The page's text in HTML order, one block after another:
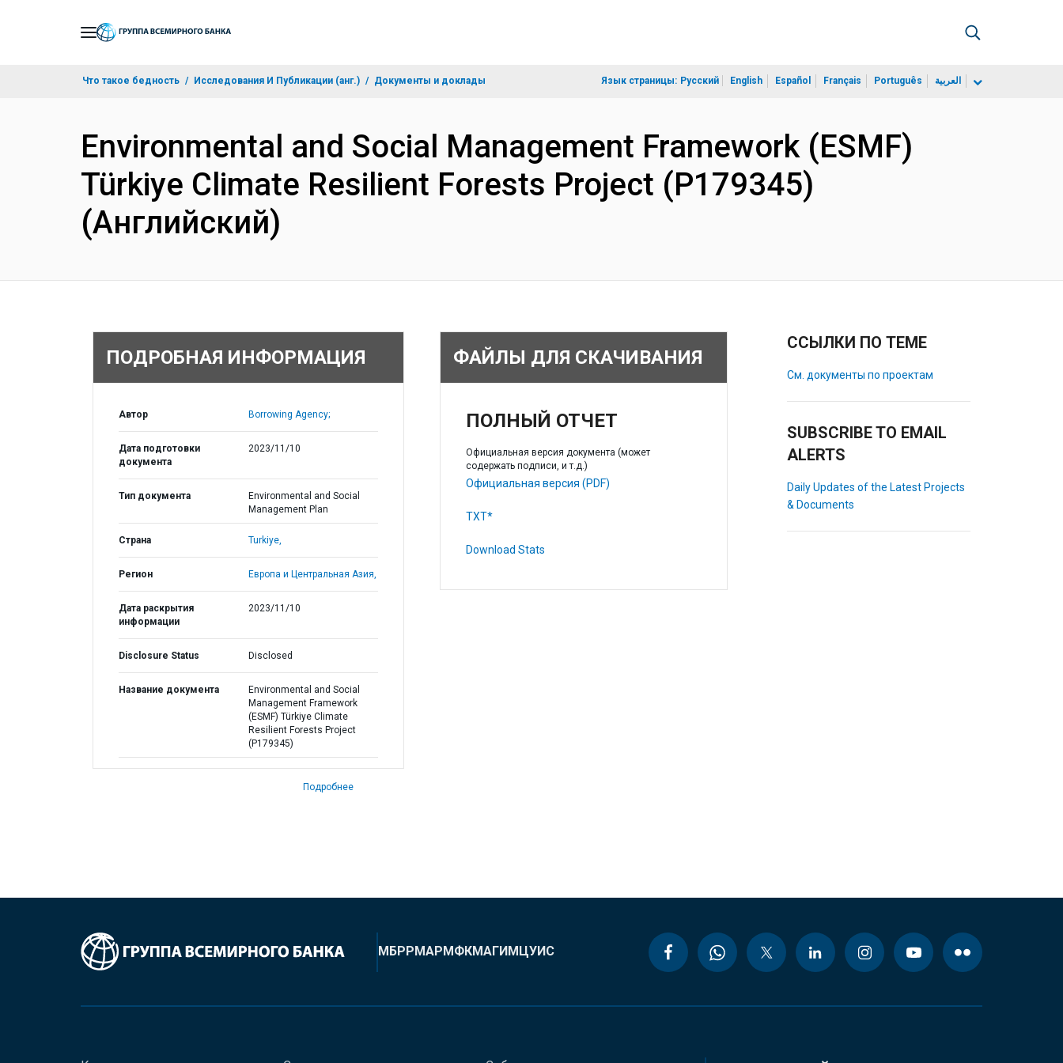
Что такое бедность Исследования И Публикации (анг.) Документы и доклады Язык страницы: Русский English Español Français Português العربية
Environmental and Social Management Framework (ESMF)
Türkiye Climate Resilient Forests Project (P179345)
(Английский)
ПОДРОБНАЯ ИНФОРМАЦИЯ
Автор Borrowing Agency;
Дата подготовки
документа
2023/11/10
Тип документа
Environmental and Social
Management Plan
Страна Turkiye,
Регион Европа и Центральная Азия,
Дата раскрытия
информации
2023/11/10
Disclosure Status Disclosed
Название документа
Environmental and Social
Management Framework
(ESMF) Türkiye Climate
Resilient Forests Project
(P179345)
Подробнее
ФАЙЛЫ ДЛЯ СКАЧИВАНИЯ
ПОЛНЫЙ ОТЧЕТ
Официальная версия документа (может
содержать подписи, и т.д.)
Официальная версия (PDF)
TXT*
Download Stats
ССЫЛКИ ПО ТЕМЕ
См. документы по проектам
SUBSCRIBE TO EMAIL
ALERTS
Daily Updates of the Latest Projects
& Documents
МБРРМАРМФКМАГИМЦУИС